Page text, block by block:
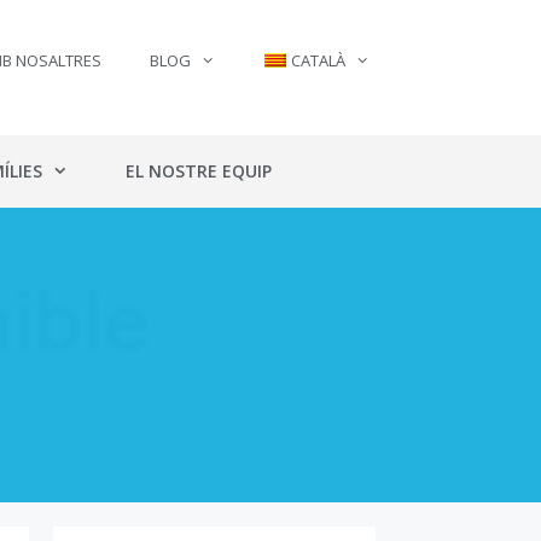
NOSALTRES BLOG CATALÀ
EL NOSTRE EQUIP